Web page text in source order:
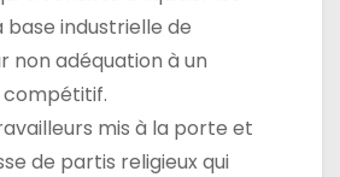
industrielle de
non adéquation à un
mis à la porte et
de partis religieux qui